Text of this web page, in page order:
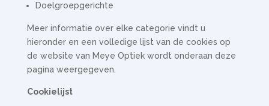
Doelgroepgerichte
Meer informatie over elke categorie vindt u
hieronder en een volledige lijst van de cookies op
de website van Meye Optiek wordt onderaan deze
pagina weergegeven.
Cookielijst